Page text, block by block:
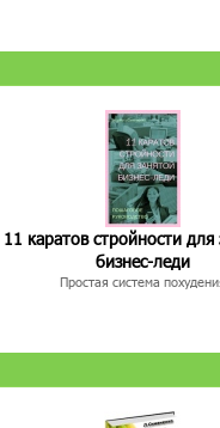
11 каратов стройности для
бизнес-леди
Простая система